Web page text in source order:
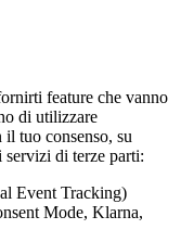
feature che vanno
di utilizzare
tuo consenso, su
di terze parti:
Event Tracking)
Mode, Klarna,